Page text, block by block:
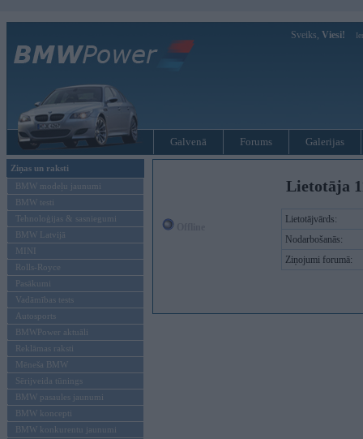
Sveiks, Viesi!
Galvenā Forums Galerijas
Ziņas un raksti
BMW modeļu jaunumi
BMW testi
Tehnoloģijas & sasniegumi
BMW Latvijā
MINI
Rolls-Royce
Pasākumi
Vadāmības tests
Autosports
BMWPower aktuāli
Reklāmas raksti
Mēneša BMW
Sērijveida tūnings
BMW pasaules jaunumi
BMW koncepti
BMW konkurentu jaunumi
Lietotāja
Lietotājvārds:
Nodarbošanās:
Ziņojumi forumā: